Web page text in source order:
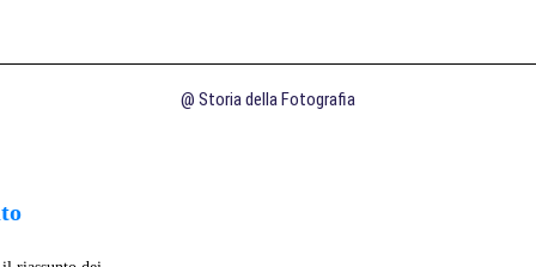
@ Storia della Fotografia